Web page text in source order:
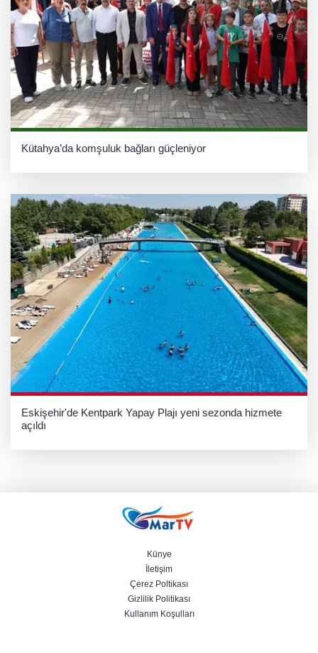
Kütahya’da komşuluk bağları güçleniyor
Eskişehir'de Kentpark Yapay Plajı yeni sezonda hizmete
açıldı
Künye
İletişim
Çerez Poltikası
Gizlilik Politikası
Kullanım Koşulları